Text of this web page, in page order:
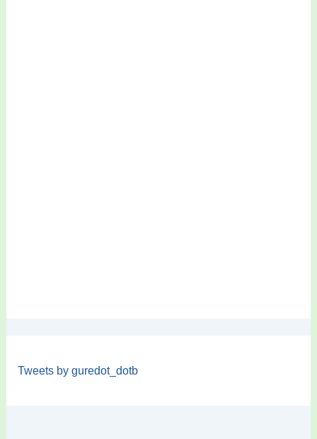
Tweets by guredot_dotb